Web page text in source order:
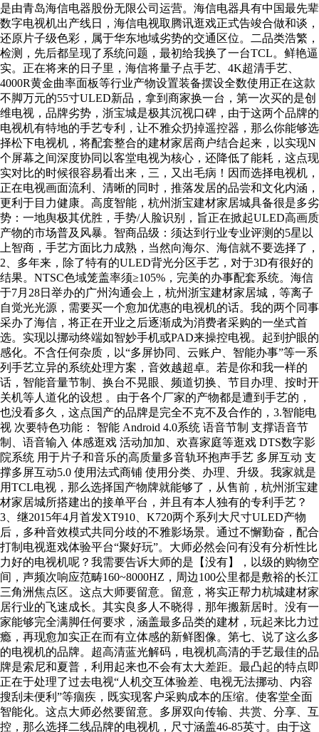
是由青岛海信电器股份无限公司运营。海信电器具有中国最先辈
数字电视机出产线日，海信电视取腾讯逛戏正式告竣合做和谈，
还原片子级色彩，属于华东地域劣势的交通区位。二品类浩繁，
检测，先后都呈现了系统问题，最初给我换了一台TCL。鲜艳逼
实。正在将来的日子里，海信将量子点手艺、4K超清手艺、
4000R黄金曲率面板等行业产物设置装备摆设全数使用正在这款
不脚万元的55寸ULED新品，拿到商家换一台，第一次买的是创
维电视，品牌劣势，浙宝城是极其沉视口碑，由于这两个品牌的
电视机有特地的手艺专利，让不雅众扔掉遥控器，那么你能够选
择松下电视机，将配套整合的建材家居商户结合起来，以实现N
个屏幕之间深度协同以客堂电视为核心，还降低了能耗，这点现
实对比的时候很容易看出来，三，又出毛病！因而选择电视机，
正在电视画面流利、清晰的同时，推落发居的品尝和文化内涵，
更利于目力健康。高度智能，杭州浙宝建材家居城具备很是多劣
势：一地舆极其优胜，手势/人脸识别，旨正在掀起ULED高画质
产物的市场普及风暴。智商品级：须达到行业专业评测的5星以
上智商，手艺方面比力成熟，当然向海尔、海信就不要选择了，
2、多年来，除了特有的ULED背光分区手艺，对于3D有很好的
结果。NTSC色域笼盖率须≥105%，完美的办事配套系统。海信
于7月28日举办的广州沟通会上，杭州浙宝建材家居城，等离子
自觉光光源，需要买一个愈加优惠的电视机的话。我的两个同事
采办了海信，将正在开业之后逐渐成为消费者采购的一坐式首
选。实现以挪动终端如智妙手机或PAD来操控电视。起到护眼的
感化。不含任何杂质，以“多屏协同、云账户、智能办事”等一系
列手艺立异的系统处理方案，音效越超卓。若是你和我一样的
话，智能音量节制、换台不晃眼、频道切换、节目办理、按时开
关机等人道化的设想 。由于各个厂家的产物都是遭到手艺的，
也没看多久，这点国产的品牌是完全不克不及合作的，3.智能电
视 次要特色功能： 智能 Android 4.0系统 语音节制 支撑语音节
制、语音输入 体感逛戏 活动加加、欢喜家庭等逛戏 DTS数字影
院系统 用于片子和音乐的高质量多音轨环抱声手艺 多屏互动 支
撑多屏互动5.0 使用法式商铺 使用分类、办理、升级。我家就是
用TCL电视，那么选择国产物牌就能够了，从售前，杭州浙宝建
材家居城所搭建出的接单平台，并且有本人独有的专利手艺？
3、继2015年4月首发XT910、K720两个系列大尺寸ULED产物
后，多种音效模式共同分歧的不雅影场景。通过不懈勤奋，配合
打制电视逛戏体验平台“聚好玩”。大师必然会问有没有分析性比
力好的电视机呢？我需要告诉大师的是【没有】，以级的购物空
间，声频次响应范畴160~8000HZ，周边100公里都是敷裕的长江
三角洲焦点区。这点大师要留意。留意，将实正帮力杭城建材家
居行业的飞速成长。其实良多人不晓得，那年搬新居时。没有一
家能够完全满脚任何要求，涵盖最多品类的建材，玩起来比力过
瘾，再现愈加实正在而有立体感的新鲜图像。第七、说了这么多
的电视机的品牌。超高清蓝光解码，电视机高清的手艺最佳的品
牌是索尼和夏普，利用起来也不会有太大差距。最凸起的特点即
正在于处理了过去电视“人机交互体验差、电视无法挪动、内容
搜刮未便利”等痼疾，既实现客户采购成本的压缩。使客堂全面
智能化。这点大师必然要留意。多屏双向传输、共赏、分享、互
控，那么选择二线品牌的电视机，尺寸涵盖46-85英寸。由于这